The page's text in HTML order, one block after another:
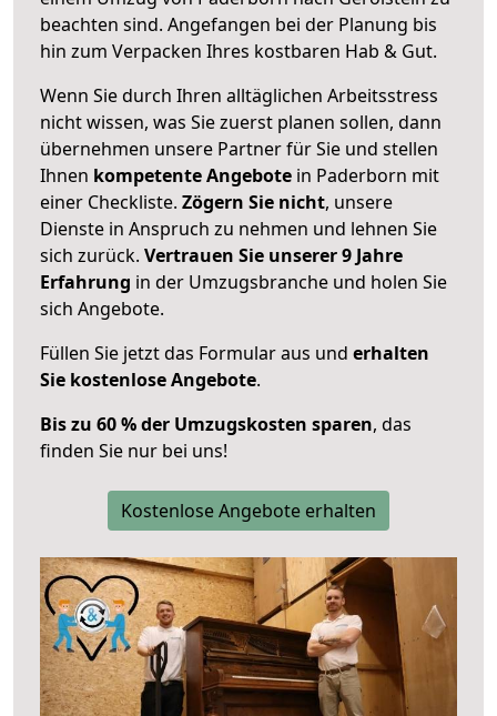
beachten sind. Angefangen bei der Planung bis
hin zum Verpacken Ihres kostbaren Hab & Gut.
Wenn Sie durch Ihren alltäglichen Arbeitsstress
nicht wissen, was Sie zuerst planen sollen, dann
übernehmen unsere Partner für Sie und stellen
Ihnen kompetente Angebote in Paderborn mit
einer Checkliste. Zögern Sie nicht, unsere
Dienste in Anspruch zu nehmen und lehnen Sie
sich zurück. Vertrauen Sie unserer 9 Jahre
Erfahrung in der Umzugsbranche und holen Sie
sich Angebote.
Füllen Sie jetzt das Formular aus und erhalten
Sie kostenlose Angebote.
Bis zu 60 % der Umzugskosten sparen, das
finden Sie nur bei uns!
Kostenlose Angebote erhalten